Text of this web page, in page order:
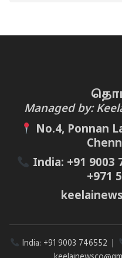
Managed by:
No.4, Ponnan
India: +91 9003
+971
India: +91 9003 746552